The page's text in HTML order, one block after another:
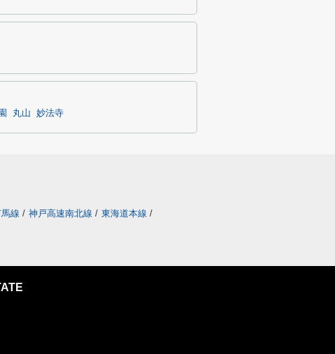
丸山 妙法寺
線 / 神戸高速南北線 / 東海道本線 /